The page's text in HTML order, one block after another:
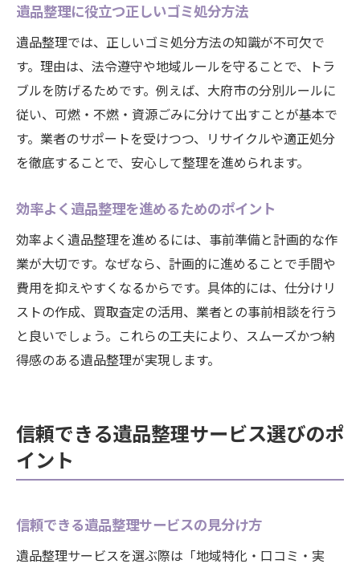
遺品整理に役立つ正しいゴミ処分方法
遺品整理では、正しいゴミ処分方法の知識が不可欠で
す。理由は、法令遵守や地域ルールを守ることで、トラ
ブルを防げるためです。例えば、大府市の分別ルールに
従い、可燃・不燃・資源ごみに分けて出すことが基本で
す。業者のサポートを受けつつ、リサイクルや適正処分
を徹底することで、安心して整理を進められます。
効率よく遺品整理を進めるためのポイント
効率よく遺品整理を進めるには、事前準備と計画的な作
業が大切です。なぜなら、計画的に進めることで手間や
費用を抑えやすくなるからです。具体的には、仕分けリ
ストの作成、買取査定の活用、業者との事前相談を行う
と良いでしょう。これらの工夫により、スムーズかつ納
得感のある遺品整理が実現します。
信頼できる遺品整理サービス選びのポ
イント
信頼できる遺品整理サービスの見分け方
遺品整理サービスを選ぶ際は「地域特化・口コミ・実